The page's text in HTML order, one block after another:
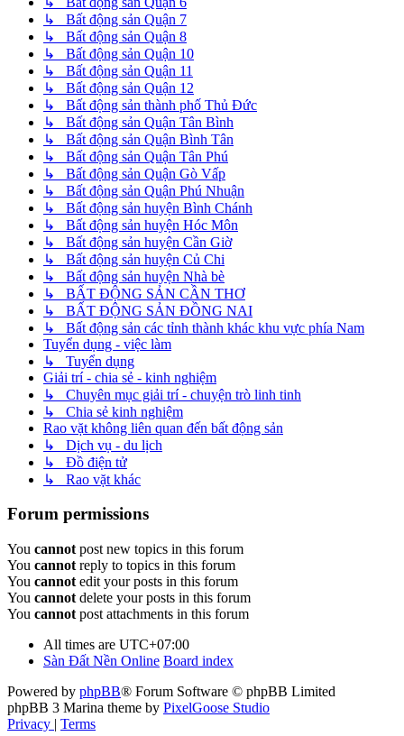
↳ Bất động sản Quận 7
↳ Bất động sản Quận 8
↳ Bất động sản Quận 10
↳ Bất động sản Quận 11
↳ Bất động sản Quận 12
↳ Bất động sản thành phố Thủ Đức
↳ Bất động sản Quận Tân Bình
↳ Bất động sản Quận Bình Tân
↳ Bất động sản Quận Tân Phú
↳ Bất động sản Quận Gò Vấp
↳ Bất động sản Quận Phú Nhuận
↳ Bất động sản huyện Bình Chánh
↳ Bất động sản huyện Hóc Môn
↳ Bất động sản huyện Cần Giờ
↳ Bất động sản huyện Củ Chi
↳ Bất động sản huyện Nhà bè
↳ BẤT ĐỘNG SẢN CẦN THƠ
↳ BẤT ĐỘNG SẢN ĐỒNG NAI
↳ Bất động sản các tỉnh thành khác khu vực phía Nam
Tuyển dụng - việc làm
↳ Tuyển dụng
Giải trí - chia sẻ - kinh nghiệm
↳ Chuyên mục giải trí - chuyện trò linh tinh
↳ Chia sẻ kinh nghiệm
Rao vặt không liên quan đến bất động sản
↳ Dịch vụ - du lịch
↳ Đồ điện tử
↳ Rao vặt khác
Forum permissions
You cannot post new topics in this forum
You cannot reply to topics in this forum
You cannot edit your posts in this forum
You cannot delete your posts in this forum
You cannot post attachments in this forum
All times are UTC+07:00
Sàn Đất Nền Online Board index
Powered by phpBB® Forum Software © phpBB Limited
phpBB 3 Marina theme by PixelGoose Studio
Privacy | Terms